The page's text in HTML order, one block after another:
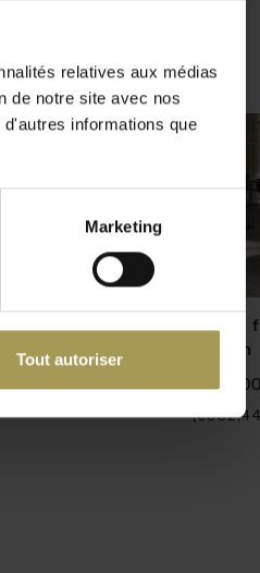
relatives aux médias
de notre site avec nos
informations que
Marketing
Tout autoriser
btw)
Voido
design
€564,00
(€682,44